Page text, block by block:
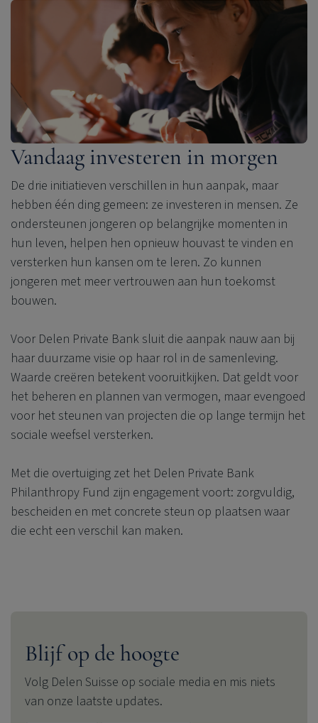
Vandaag investeren in morgen
De drie initiatieven verschillen in hun aanpak, maar
hebben één ding gemeen: ze investeren in mensen. Ze
ondersteunen jongeren op belangrijke momenten in
hun leven, helpen hen opnieuw houvast te vinden en
versterken hun kansen om te leren. Zo kunnen
jongeren met meer vertrouwen aan hun toekomst
bouwen.
Voor Delen Private Bank sluit die aanpak nauw aan bij
haar duurzame visie op haar rol in de samenleving.
Waarde creëren betekent vooruitkijken. Dat geldt voor
het beheren en plannen van vermogen, maar evengoed
voor het steunen van projecten die op lange termijn het
sociale weefsel versterken.
Met die overtuiging zet het Delen Private Bank
Philanthropy Fund zijn engagement voort: zorgvuldig,
bescheiden en met concrete steun op plaatsen waar
die echt een verschil kan maken.
Blijf op de hoogte
Volg Delen Suisse op sociale media en mis niets
van onze laatste updates.